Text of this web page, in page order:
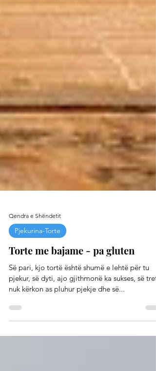
Qendra e Shëndetit
Pjekurina-Torte
Torte me bajame - pa gluten
Së pari, kjo tortë është shumë e lehtë për tu
nuk kërkon as pluhur pjekje dhe së...